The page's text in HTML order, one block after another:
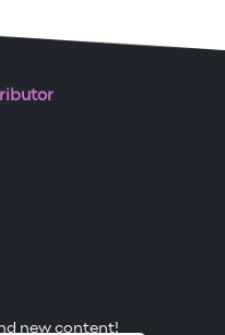
new content!